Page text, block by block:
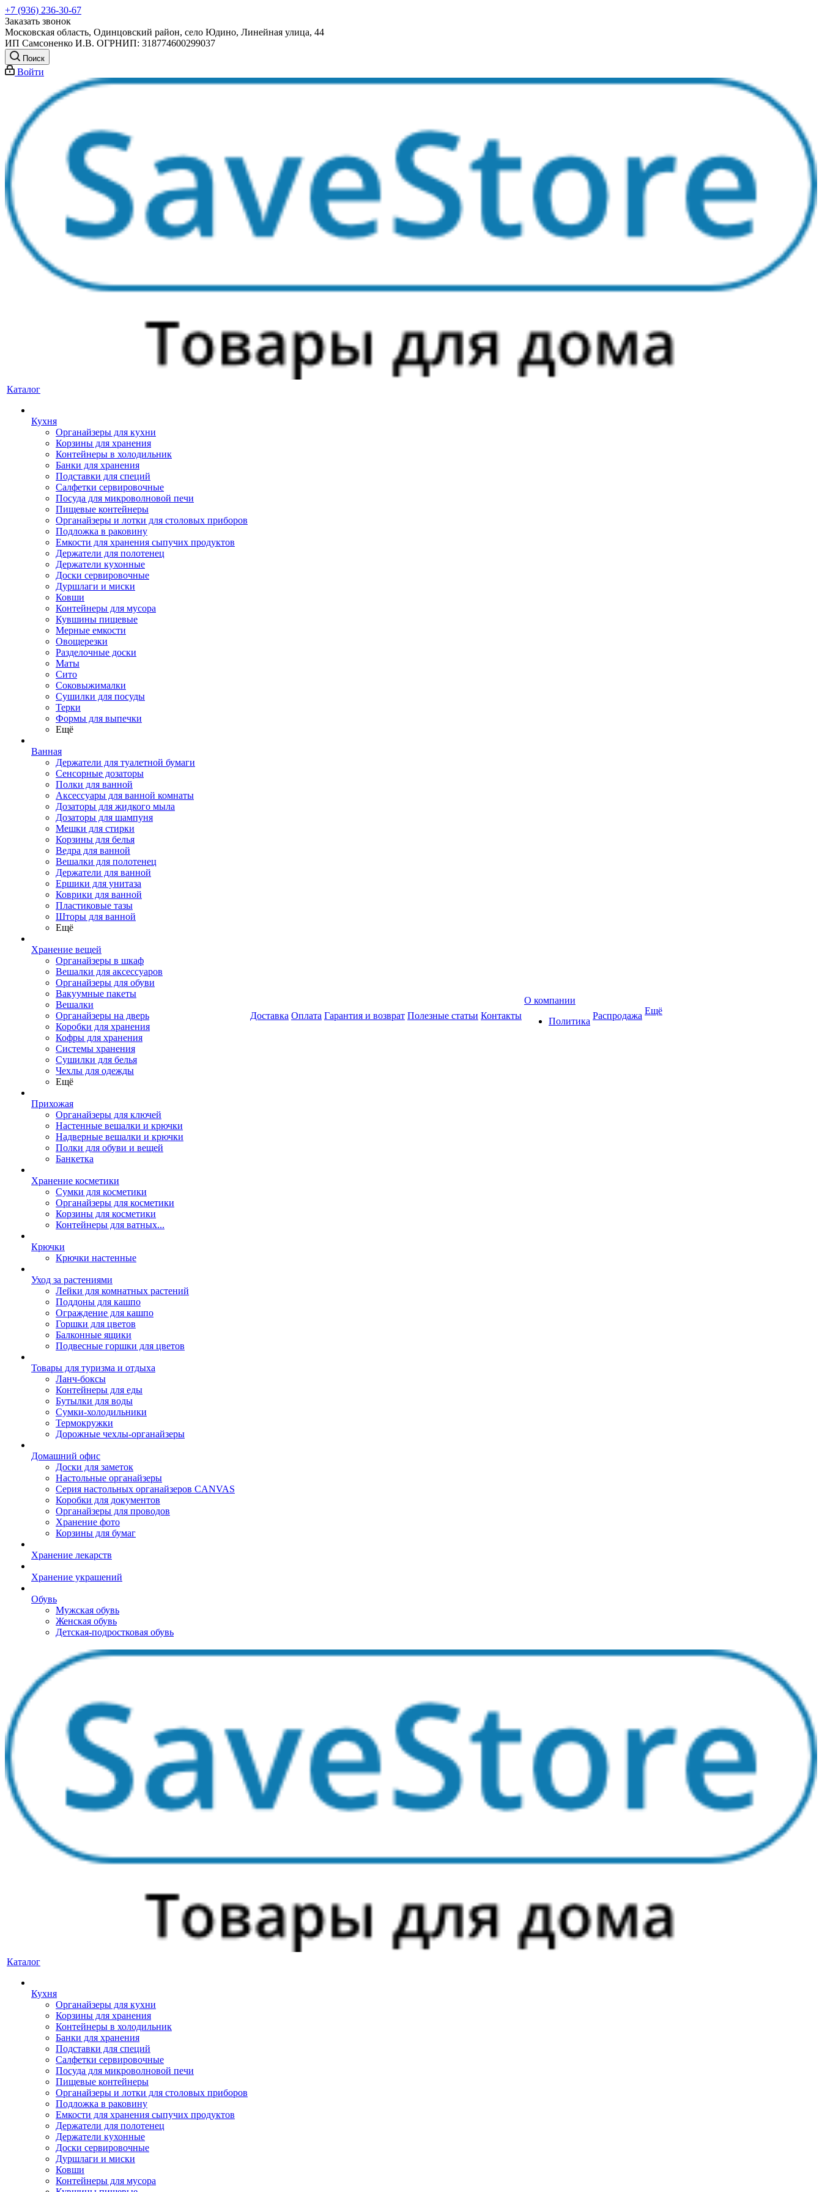
+7 (936) 236-30-67
Заказать звонок
Московская область, Одинцовский район, село Юдино, Линейная улица, 44
ИП Самсоненко И.В. ОГРНИП: 318774600299037
Поиск
Войти
Каталог
Кухня
Органайзеры для кухни
Корзины для хранения
Контейнеры в холодильник
Банки для хранения
Подставки для специй
Салфетки сервировочные
Посуда для микроволновой печи
Пищевые контейнеры
Органайзеры и лотки для столовых приборов
Подложка в раковину
Емкости для хранения сыпучих продуктов
Держатели для полотенец
Держатели кухонные
Доски сервировочные
Дуршлаги и миски
Ковши
Контейнеры для мусора
Кувшины пищевые
Мерные емкости
Овощерезки
Разделочные доски
Маты
Сито
Соковыжималки
Сушилки для посуды
Терки
Формы для выпечки
Ещё
Ванная
Держатели для туалетной бумаги
Сенсорные дозаторы
Полки для ванной
Аксессуары для ванной комнаты
Дозаторы для жидкого мыла
Дозаторы для шампуня
Мешки для стирки
Корзины для белья
Ведра для ванной
Вешалки для полотенец
Держатели для ванной
Ершики для унитаза
Коврики для ванной
Пластиковые тазы
Шторы для ванной
Ещё
Хранение вещей
Органайзеры в шкаф
Вешалки для аксессуаров
Органайзеры для обуви
Вакуумные пакеты
Вешалки
Органайзеры на дверь
Коробки для хранения
Кофры для хранения
Системы хранения
Сушилки для белья
Чехлы для одежды
Ещё
Прихожая
Органайзеры для ключей
Настенные вешалки и крючки
Надверные вешалки и крючки
Полки для обуви и вещей
Банкетка
Хранение косметики
Сумки для косметики
Органайзеры для косметики
Корзины для косметики
Контейнеры для ватных...
Крючки
Крючки настенные
Уход за растениями
Лейки для комнатных растений
Поддоны для кашпо
Ограждение для кашпо
Горшки для цветов
Балконные ящики
Подвесные горшки для цветов
Товары для туризма и отдыха
Ланч-боксы
Контейнеры для еды
Бутылки для воды
Сумки-холодильники
Термокружки
Дорожные чехлы-органайзеры
Домашний офис
Доски для заметок
Настольные органайзеры
Серия настольных органайзеров CANVAS
Коробки для документов
Органайзеры для проводов
Хранение фото
Корзины для бумаг
Хранение лекарств
Хранение украшений
Обувь
Мужская обувь
Женская обувь
Детская-подростковая обувь
Доставка Оплата Гарантия и возврат Полезные статьи Контакты
О компании
Политика
Распродажа Ещё
Каталог
Кухня
Органайзеры для кухни
Корзины для хранения
Контейнеры в холодильник
Банки для хранения
Подставки для специй
Салфетки сервировочные
Посуда для микроволновой печи
Пищевые контейнеры
Органайзеры и лотки для столовых приборов
Подложка в раковину
Емкости для хранения сыпучих продуктов
Держатели для полотенец
Держатели кухонные
Доски сервировочные
Дуршлаги и миски
Ковши
Контейнеры для мусора